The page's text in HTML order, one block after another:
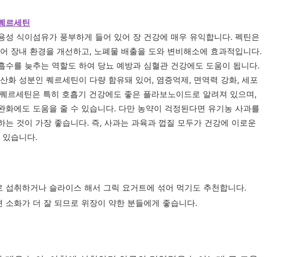
르세틴
성 식이섬유가 풍부하게 들어 있어 장 건강에 매우 유익합니다. 펙틴은
장내 환경을 개선하고, 노폐물 배출을 도와 변비해소에 효과적입니다.
수를 늦추는 역할도 하여 당뇨 예방과 심혈관 건강에도 도움이 됩니다.
화 성분인 퀘르세틴이 다량 함유돼 있어, 염증억제, 면역력 강화, 세포
르세틴은 특히 호흡기 건강에도 좋은 플라보노이드로 알려져 있으며,
화에도 도움을 줄 수 있습니다. 다만 농약이 걱정된다면 유기농 사과를
는 것이 가장 좋습니다. 즉, 사과는 과육과 껍질 모두가 건강에 이로운
습니다.
섭취하거나 슬라이스 해서 그릭 요거트에 섞어 먹기도 추천합니다.
소화가 더 잘 되므로 위장이 약한 분들에게 좋습니다.